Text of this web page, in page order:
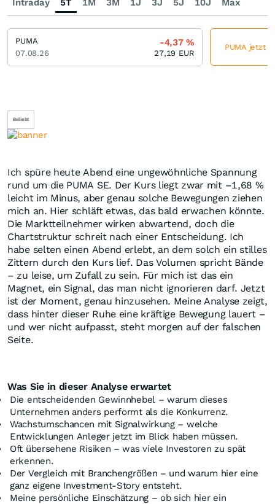
Beliebt
Ich spüre heute Abend eine ungewöhnliche Spannung
rund um die PUMA SE. Der Kurs liegt zwar mit –1,68 %
leicht im Minus, aber genau solche Bewegungen ziehen
mich an. Hier schläft etwas, das bald erwachen könnte.
Die Marktteilnehmer wirken abwartend, doch die
Chartstruktur schreit nach einer Entscheidung. Ich
habe selten einen Abend erlebt, an dem solch ein stilles
Zittern durch den Kurs lief. Das Volumen spricht Bände
– zu leise, um Zufall zu sein. Für mich ist das ein
Magnet, ein Signal, das man nicht ignorieren darf. Jetzt
ist der Moment, genau hinzusehen. Meine Analyse zeigt,
dass hinter dieser Ruhe eine kräftige Bewegung lauert –
und wer nicht aufpasst, steht morgen auf der falschen
Seite.
Was Sie in dieser Analyse erwartet
Die entscheidenden Gewinnhebel – warum dieses
Unternehmen anders performt als die Konkurrenz.
Wachstumschancen mit Signalwirkung – welche
Entwicklungen Anleger jetzt im Blick haben müssen.
Oft übersehene Risiken – was viele Investoren zu spät
erkennen.
Der Vergleich mit Branchengrößen – und warum hier eine
ganz eigene Investment-Story entsteht.
Meine persönliche Einschätzung – ob sich hier ein
Intraday 5T 1M 3M 1J 3J 5J 10J Max
PUMA
07.08.26
-4,37%
27,19 EUR
PUMA jetzt